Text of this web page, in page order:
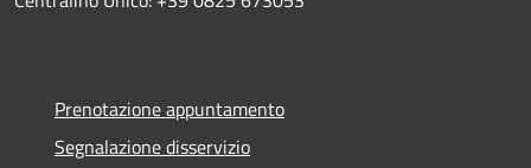
Prenotazione appuntamento
Segnalazione disservizio